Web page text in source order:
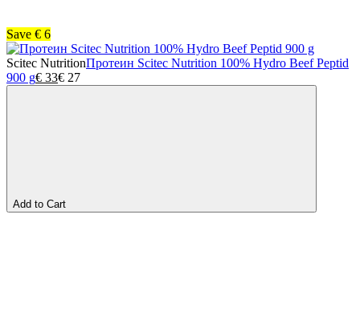
Save € 6
Scitec NutritionПротеин Scitec Nutrition 100% Hydro Beef Peptid
900 g€ 33€ 27
Add to Cart